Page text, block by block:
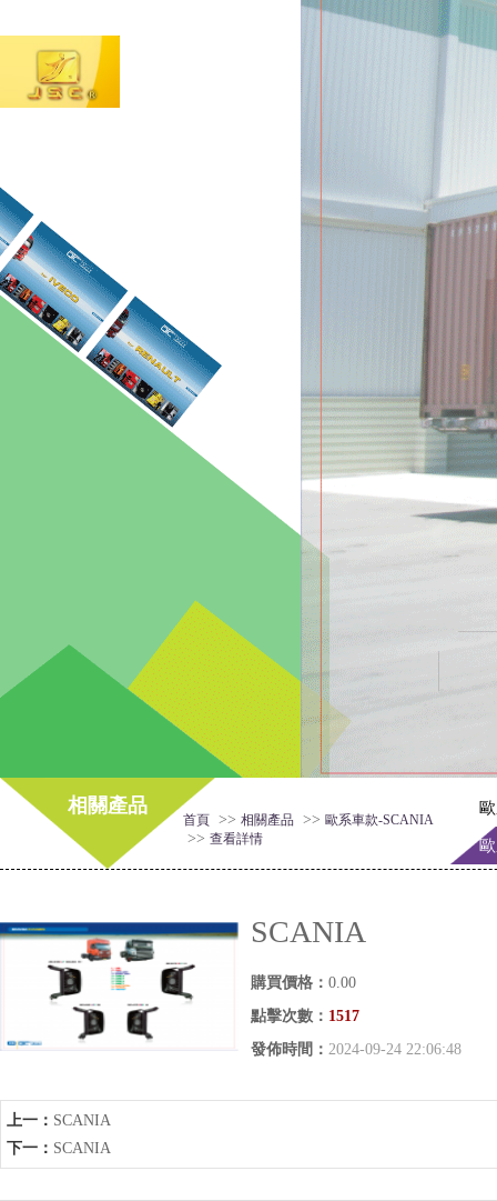
於
本地
於
相關產品
首頁 >> 相關產品 >> 歐系車款-SCANIA
>> 查看詳情
SCANIA
購買價格： 0.00
點擊次數： 1517
發佈時間： 2024-09-24 22:06:48
上一： SCANIA
下一： SCANIA